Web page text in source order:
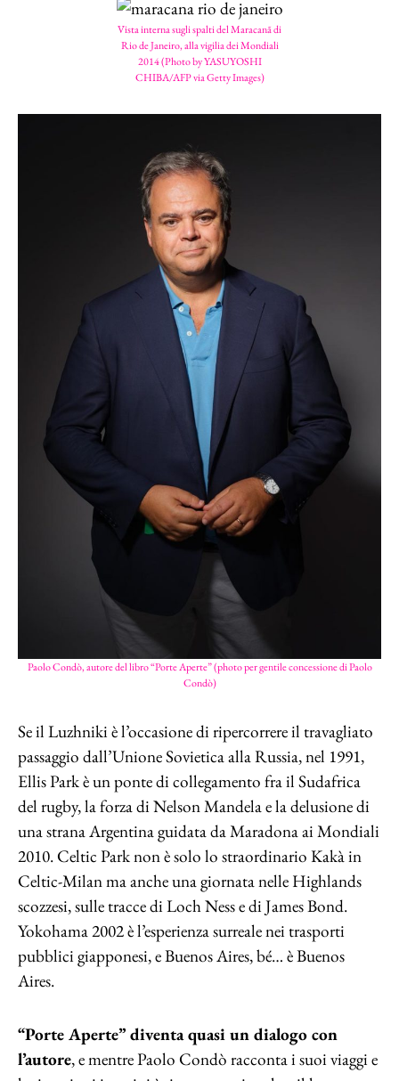
Vista interna sugli spalti del Maracanã di
Rio de Janeiro, alla vigilia dei Mondiali
2014 (Photo by YASUYOSHI
CHIBA/AFP via Getty Images)
Paolo Condò, autore del libro “Porte Aperte” (photo per gentile concessione di Paolo
Condò)
Se il Luzhniki è l’occasione di ripercorrere il travagliato
passaggio dall’Unione Sovietica alla Russia, nel 1991,
Ellis Park è un ponte di collegamento fra il Sudafrica
del rugby, la forza di Nelson Mandela e la delusione di
una strana Argentina guidata da Maradona ai Mondiali
2010. Celtic Park non è solo lo straordinario Kakà in
Celtic-Milan ma anche una giornata nelle Highlands
scozzesi, sulle tracce di Loch Ness e di James Bond.
Yokohama 2002 è l’esperienza surreale nei trasporti
pubblici giapponesi, e Buenos Aires, bé… è Buenos
Aires.
“Porte Aperte” diventa quasi un dialogo con
l’autore, e mentre Paolo Condò racconta i suoi viaggi e